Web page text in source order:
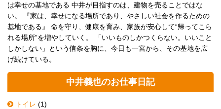
は幸せの基地である 中井が目指すのは、建物を売ることではな
い。 『家は、幸せになる場所であり、やさしい社会を作るための
基地である』 命を守り、健康を育み、家族が安心して“帰ってこら
れる場所”を増やしていく。 「いいものしかつくらない。いいこと
しかしない」という信条を胸に、今日も一宮から、その基地を広
げ続けている。
中井義也のお仕事日記
トイレ (1)